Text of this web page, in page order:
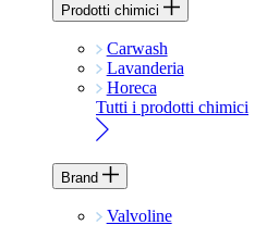
Prodotti chimici
Carwash
Lavanderia
Horeca
Tutti i prodotti chimici
Brand
Valvoline